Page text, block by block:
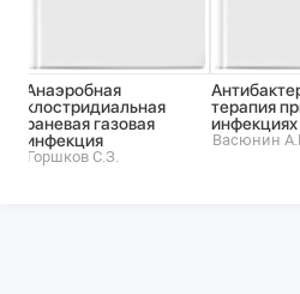
Анаэробная
клостридиальная
раневая газовая
инфекция
Горшков С.З.
терапия
инфекциях
Васюнин